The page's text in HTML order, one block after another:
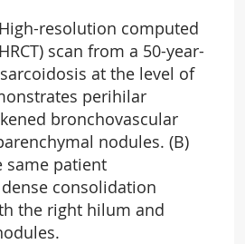
resolution computed
scan from a 50-year-
at the level of
perihilar
bronchovascular
nodules. (B)
same patient
consolidation
the right hilum and